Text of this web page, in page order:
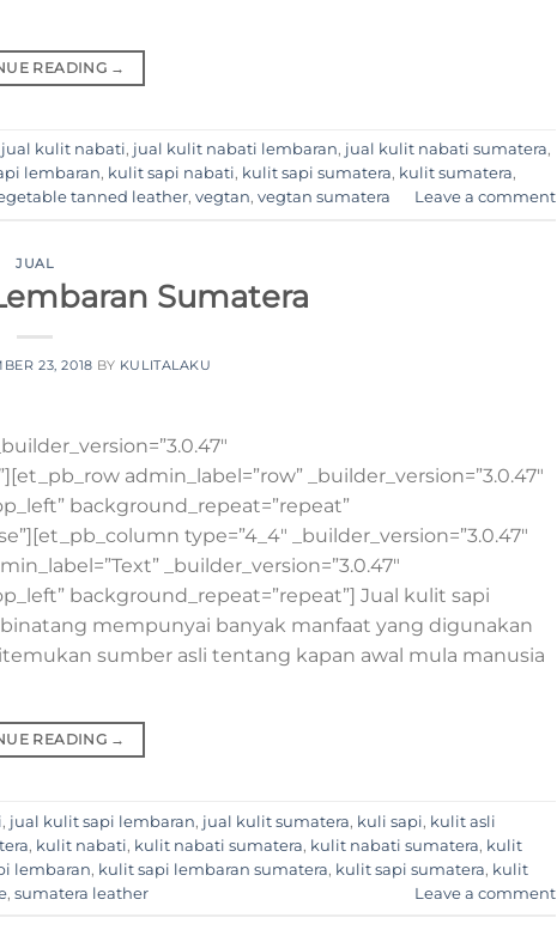
READING →
jual kulit nabati, jual kulit nabati lembaran, jual kulit nabati sumatera,
lembaran, kulit sapi nabati, kulit sapi sumatera, kulit sumatera,
tanned leather, vegtan, vegtan sumatera Leave a comment
JUAL
Sumatera
23, 2018 BY KULITALAKU
admin_label=”row” _builder_version=”3.0.47″
background_repeat=”repeat”
type=”4_4″ _builder_version=”3.0.47″
_builder_version=”3.0.47″
background_repeat=”repeat”] Jual kulit sapi
mempunyai banyak manfaat yang digunakan
sumber asli tentang kapan awal mula manusia
READING →
, jual kulit sapi lembaran, jual kulit sumatera, kuli sapi, kulit asli
, kulit nabati, kulit nabati sumatera, kulit nabati sumatera, kulit
lembaran, kulit sapi lembaran sumatera, kulit sapi sumatera, kulit
, sumatera leather Leave a comment